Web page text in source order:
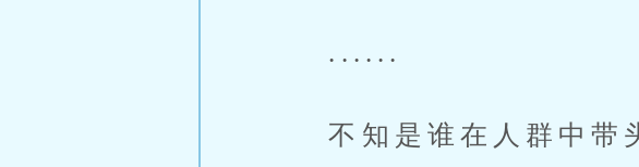
......
不知是谁在人群中带